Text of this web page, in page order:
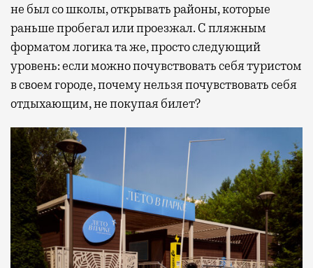
не был со школы, открывать районы, которые
раньше пробегал или проезжал. С пляжным
форматом логика та же, просто следующий
уровень: если можно почувствовать себя туристом
в своем городе, почему нельзя почувствовать себя
отдыхающим, не покупая билет?